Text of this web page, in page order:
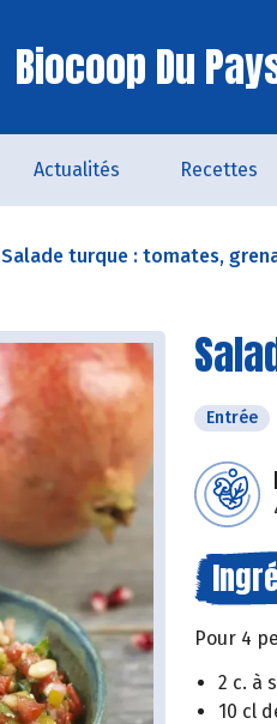
Biocoop Du
Actualités Recettes
Salade turque : tomates,
Entrée
Pour 4
2 c. à
10 cl